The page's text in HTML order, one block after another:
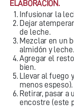
ELABORACIÓN.
Infusionar la
Dejar
de leche.
Mezclar en un
almidón y leche.
Agregar el
bien.
Llevar al fuego
menos espeso).
Retirar, pasar a
encostre (este